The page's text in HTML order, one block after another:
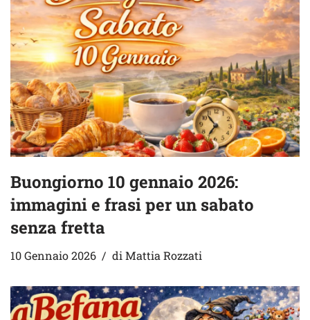
Buongiorno 10 gennaio 2026:
immagini e frasi per un sabato
senza fretta
10 Gennaio 2026 di Mattia Rozzati